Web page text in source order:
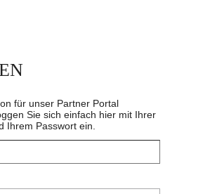
für unser Partner Portal
Sie sich einfach hier mit Ihrer
Ihrem Passwort ein.